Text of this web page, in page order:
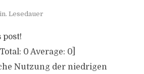
Lesedauer
post!
[Total: 0 Average: 0]
Nutzung der niedrigen